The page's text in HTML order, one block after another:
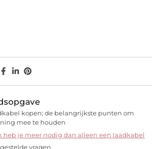
kopen; de belangrijkste punten om
mee te houden
heb je meer nodig dan alleen een laadkabel
vragen